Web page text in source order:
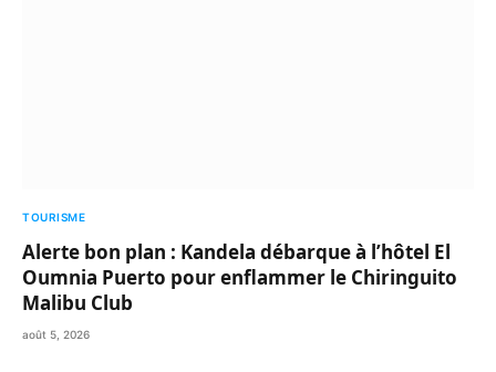
TOURISME
Alerte bon plan : Kandela débarque à l’hôtel El
Oumnia Puerto pour enflammer le Chiringuito
Malibu Club
août 5, 2026